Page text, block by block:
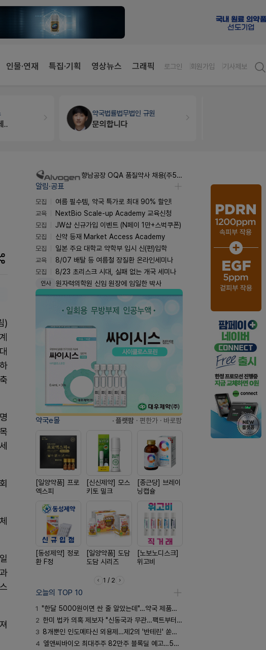
인물·연재 특집·기획 영상뉴스 그래픽 로그인 회원가입 기사제보
..
약국법률법무법인 규원
문의합니다
)
향남공장 OQA 품질약사 채용(주5일/파트타임 가능)
알림·공표
모집
여름 필수템, 약국 특가로 최대 90% 할인!
교육
NextBio Scale-up Academy 교육신청
모집
JW샵 신규가입 이벤트 (N페이 1만+스벅쿠폰)
모집
신약 등재 Market Access Academy
모집
일본 주요 대학교 약학부 입시 신(편)입학
교육
8/07 배탈 등 여름철 장질환 온라인세미나
모집
8/23 초리스크 시대, 실패 없는 개국 세미나
인사 원자력의학원 신임 원장에 임일한 박사
약국e몰 · 플랫팜 · 편한가 · 바로팜
[일양약품] 프로
엑스피
[신신제약] 모스
키토 밀크
[종근당] 브레이
닝캡슐
[동성제약] 정로
환 F정
[일양약품] 도담
도담 시리즈
[노보노디스크]
위고비
1 / 2
오늘의 TOP 10
1 "한달 5000원이면 싼 줄 알았는데"…약국 제품과 비교해보니
2 한미 법카 의혹 제보자 "신동국과 무관…팩트부터 따져야"
3 8개뿐인 인도메타신 외용제…제2의 '반테린' 쏟아지나
4 엘앤씨바이오 최대주주 82만주 블록딜 예고…500억 규모